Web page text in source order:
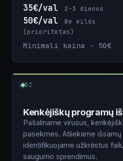
35€/val 2-3 dienos
50€/val
Be eilės
(prioritetas)
Minimali kaina - 50€
Vardas
El. paštas
Tel. nr.
02
Kenkėjiškų programų
Pašaliname virusus,
pasekmes. Atliekame išsamų
identifikuojame užkrėstus
saugumo sprendimus.